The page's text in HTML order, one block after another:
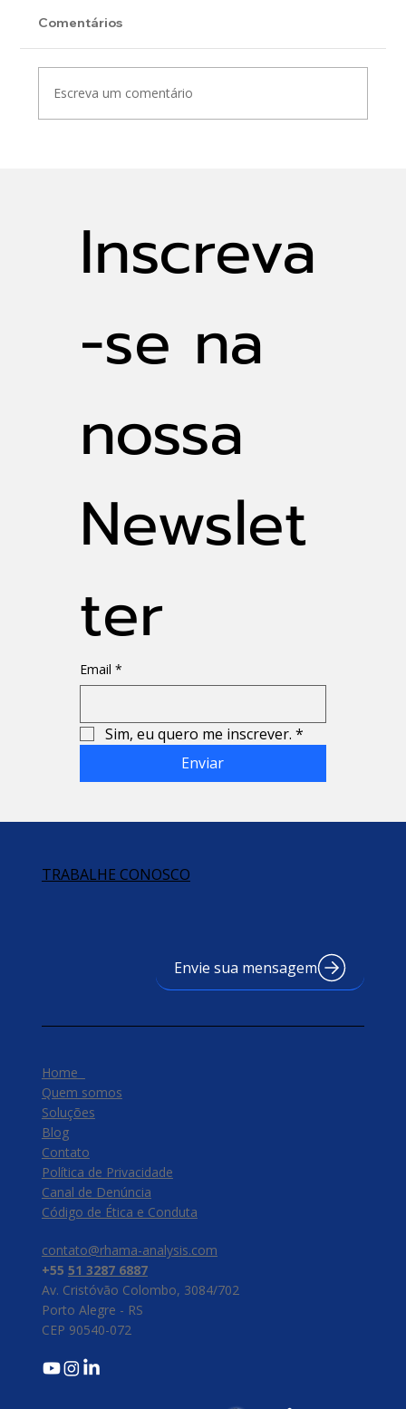
Comentários
Escreva um comentário
Inscreva
-se na
nossa
Newslet
ter
Email *
Sim, eu quero me inscrever. *
Enviar
TRABALHE CONOSCO
Envie sua mensagem
contato@rhama-analysis.com
+55 51 3287 6887
Av. Cristóvão Colombo, 3084/702
Porto Alegre - RS
CEP 90540-072
Home
Quem somos
Soluções
Blog
Contato
Política de Privacidade
Canal de Denúncia
​Código de Ética e Conduta